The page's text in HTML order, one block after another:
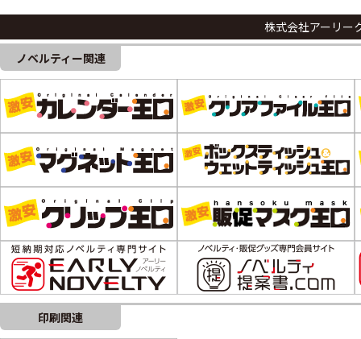
株式会社アーリ
ノベルティー関連
印刷関連